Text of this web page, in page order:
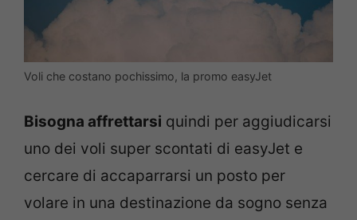
Voli che costano pochissimo, la promo easyJet
Bisogna affrettarsi quindi per aggiudicarsi
uno dei voli super scontati di easyJet e
cercare di accaparrarsi un posto per
volare in una destinazione da sogno senza